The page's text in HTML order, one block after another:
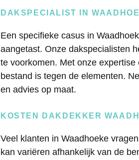
DAKSPECIALIST IN
Een specifieke casus in
aangetast. Onze dakspecialisten
te voorkomen. Met onze
bestand is tegen de elementen.
en advies op maat.
KOSTEN DAKDEKKER
Veel klanten in Waadhoeke
kan variëren afhankelijk van de